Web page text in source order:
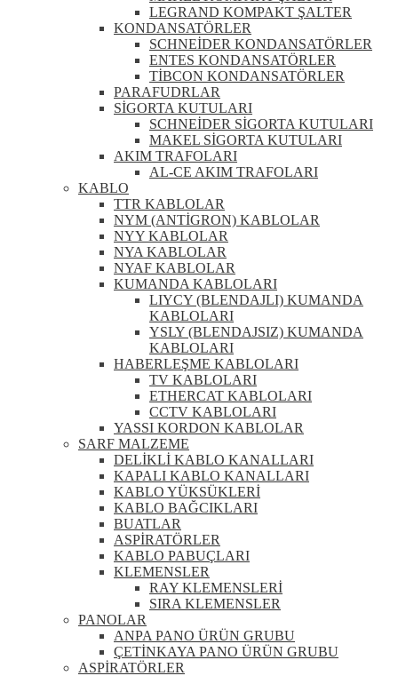
LEGRAND KOMPAKT ŞALTER
KONDANSATÖRLER
SCHNEİDER KONDANSATÖRLER
ENTES KONDANSATÖRLER
TİBCON KONDANSATÖRLER
PARAFUDRLAR
SİGORTA KUTULARI
SCHNEİDER SİGORTA KUTULARI
MAKEL SİGORTA KUTULARI
AKIM TRAFOLARI
AL-CE AKIM TRAFOLARI
KABLO
TTR KABLOLAR
NYM (ANTİGRON) KABLOLAR
NYY KABLOLAR
NYA KABLOLAR
NYAF KABLOLAR
KUMANDA KABLOLARI
LIYCY (BLENDAJLI) KUMANDA
KABLOLARI
YSLY (BLENDAJSIZ) KUMANDA
KABLOLARI
HABERLEŞME KABLOLARI
TV KABLOLARI
ETHERCAT KABLOLARI
CCTV KABLOLARI
YASSI KORDON KABLOLAR
SARF MALZEME
DELİKLİ KABLO KANALLARI
KAPALI KABLO KANALLARI
KABLO YÜKSÜKLERİ
KABLO BAĞCIKLARI
BUATLAR
ASPİRATÖRLER
KABLO PABUÇLARI
KLEMENSLER
RAY KLEMENSLERİ
SIRA KLEMENSLER
PANOLAR
ANPA PANO ÜRÜN GRUBU
ÇETİNKAYA PANO ÜRÜN GRUBU
ASPİRATÖRLER